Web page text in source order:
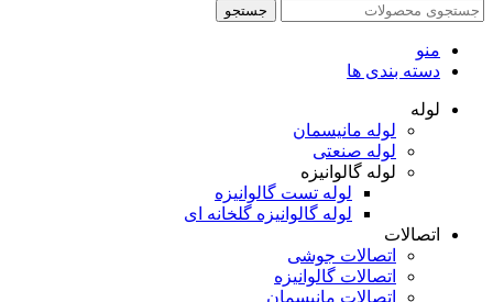
جستجو
منو
دسته بندی ها
لوله
لوله مانیسمان
لوله صنعتی
لوله گالوانیزه
لوله تست گالوانیزه
لوله گالوانیزه گلخانه ای
اتصالات
اتصالات جوشی
اتصالات گالوانیزه
اتصالات مانیسمان